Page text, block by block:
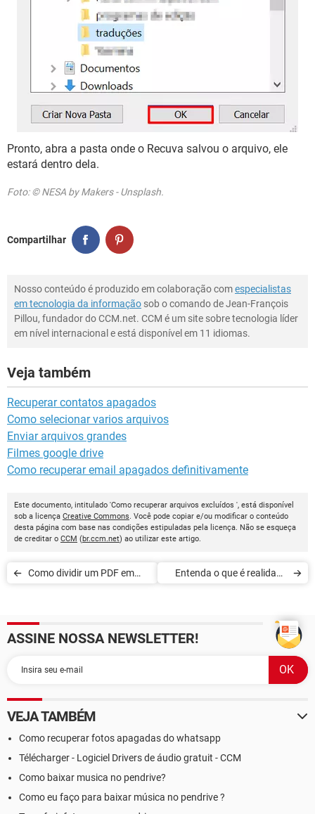
Pronto, abra a pasta onde o Recuva salvou o arquivo, ele
estará dentro dela.
Foto: © NESA by Makers - Unsplash.
Compartilhar
Nosso conteúdo é produzido em colaboração comespecialistas
em tecnologia da informação sob o comando de Jean-François
Pillou, fundador do CCM.net. CCM é um site sobre tecnologia líder
em nível internacional e está disponível em 11 idiomas.
Veja também
Recuperar contatos apagados
Como selecionar varios arquivos
Enviar arquivos grandes
Filmes google drive
Como recuperar email apagados definitivamente
Este documento, intitulado 'Como recuperar arquivos excluídos ', está disponível
sob a licença Creative Commons. Você pode copiar e/ou modificar o conteúdo
desta página com base nas condições estipuladas pela licença. Não se esqueça
de creditar o CCM (br.ccm.net) ao utilizar este artigo.
Como dividir um PDF em
Entenda o que é realidade
ASSINE NOSSA NEWSLETTER!
VEJA TAMBÉM
Como recuperar fotos apagadas do whatsapp
Télécharger - Logiciel Drivers de áudio gratuit - CCM
Como baixar musica no pendrive?
Como eu faço para baixar música no pendrive ?